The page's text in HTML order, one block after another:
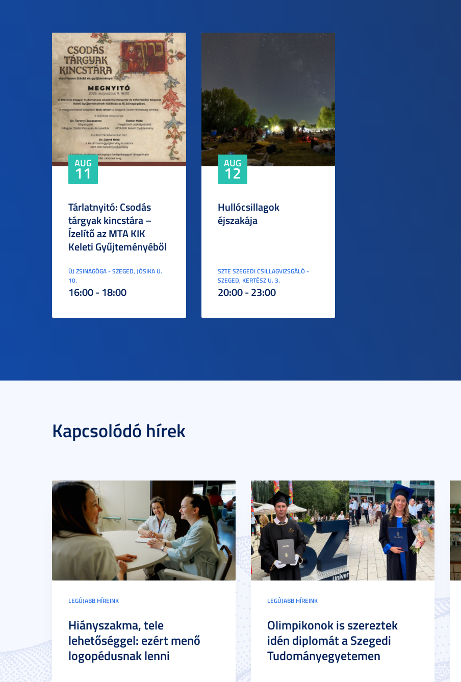
AUG
11
Tárlatnyitó: Csodás
tárgyak kincstára –
Ízelítő az MTA KIK
Keleti Gyűjteményéből
ÚJ ZSINAGÓGA - SZEGED, JÓSIKA U.
10.
16:00 - 18:00
AUG
12
Hullócsillagok
éjszakája
SZTE SZEGEDI CSILLAGVIZSGÁLÓ -
SZEGED, KERTÉSZ U. 3.
20:00 - 23:00
Kapcsolódó hírek
LEGÚJABB HÍREINK
Hiányszakma, tele
lehetőséggel: ezért menő
logopédusnak lenni
LEGÚJABB HÍREINK
Olimpikonok is szereztek
idén diplomát a Szegedi
Tudományegyetemen